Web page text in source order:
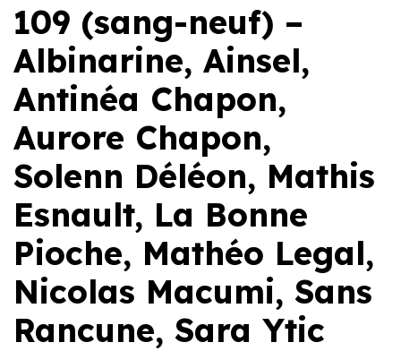
109 (sang-neuf) –
Albinarine, Ainsel,
Antinéa Chapon,
Aurore Chapon,
Solenn Déléon, Mathis
Esnault, La Bonne
Pioche, Mathéo Legal,
Nicolas Macumi, Sans
Rancune, Sara Ytic